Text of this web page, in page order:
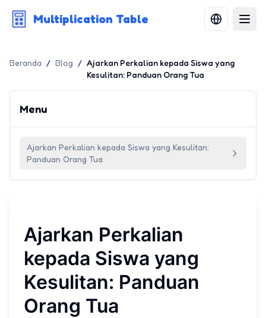
Multiplication Table
Beranda / Blog / Ajarkan Perkalian kepada Siswa yang
Kesulitan: Panduan Orang Tua
Menu
Ajarkan Perkalian kepada Siswa yang Kesulitan:
Panduan Orang Tua
Ajarkan Perkalian
kepada Siswa yang
Kesulitan: Panduan
Orang Tua